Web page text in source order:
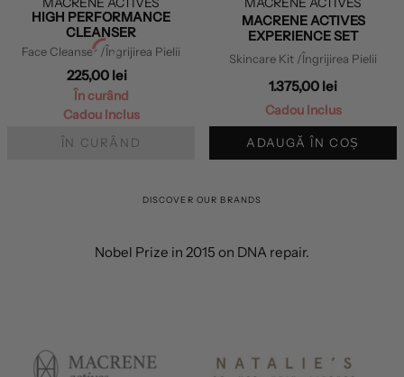
HIGH PERFORMANCE
CLEANSER
Face Cleanser /Îngrijirea Pielii
225,00 lei
În curând
Cadou Inclus
ÎN CURÂND
MACRENE ACTIVES
EXPERIENCE SET
Skincare Kit /Îngrijirea Pielii
1.375,00 lei
Cadou Inclus
ADAUGĂ ÎN COȘ
DISCOVER OUR BRANDS
Nobel Prize in 2015 on DNA repair.